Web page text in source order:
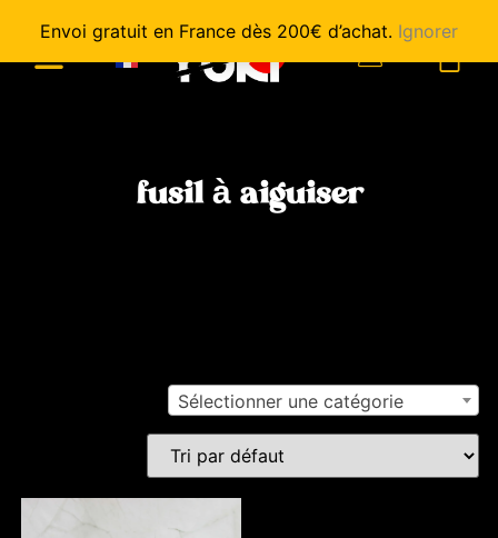
Envoi gratuit en France dès 200€ d’achat. Ignorer
fusil à aiguiser
Sélectionner une catégorie